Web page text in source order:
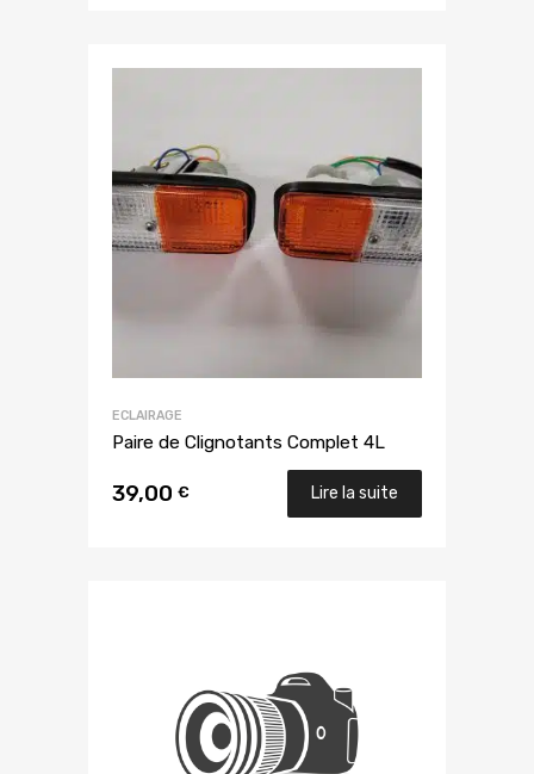
ECLAIRAGE
Paire de Clignotants Complet 4L
39,00 € Lire la suite